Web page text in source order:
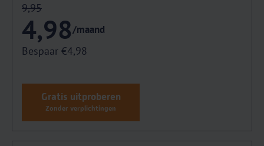
9,95
4,98/maand
Bespaar €4,98
Gratis uitproberen
Zonder verplichtingen